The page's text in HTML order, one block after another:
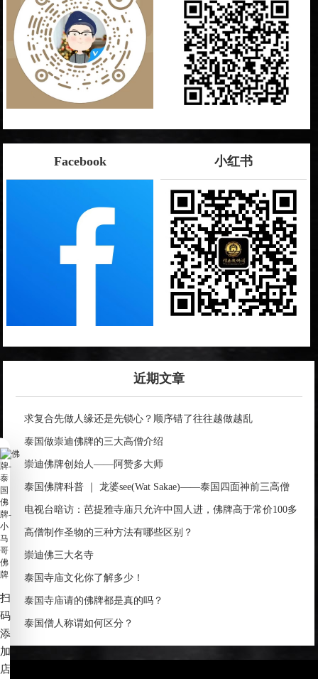
Facebook 小红书
近期文章
求复合先做人缘还是先锁心？顺序错了往往越做越乱
泰国做崇迪佛牌的三大高僧介绍
崇迪佛牌创始人——阿赞多大师
泰国佛牌科普 ｜ 龙婆see(Wat Sakae)——泰国四面神前三高僧
电视台暗访：芭提雅寺庙只允许中国人进，佛牌高于常价100多
倍！
高僧制作圣物的三种方法有哪些区别？
崇迪佛三大名寺
泰国寺庙文化你了解多少！
泰国寺庙请的佛牌都是真的吗？
泰国僧人称谓如何区分？
扫
码
添
加
店